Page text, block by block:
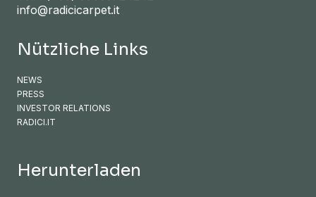
info@radicicarpet.it
Nützliche Links
NEWS
PRESS
INVESTOR RELATIONS
RADICI.IT
Herunterladen